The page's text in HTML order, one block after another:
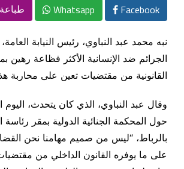
Facebook
Whatsapp طباعة
نبه محمد عبد النباوي، رئيس النيابة
الجرائم ضد الإنسانية الأكثر فظاعة رهين
القانونية من مقتضيات تعين على محاربة
وقال عبد النباوي، الذي كان يتحدث، اليوم
حول المحكمة الجنائية الدولية بمقر رئاسة
بالرباط، “ليس من صميم مهامنا نحن
على ما يوفره القانون الداخلي من